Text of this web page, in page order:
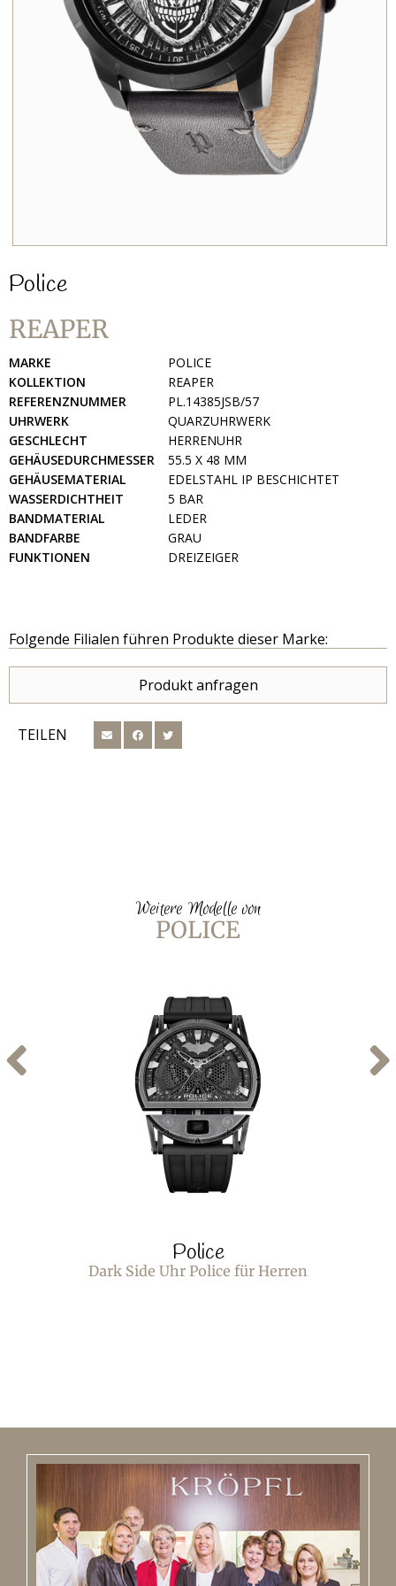
Police
REAPER
MARKE
POLICE
KOLLEKTION
REAPER
REFERENZNUMMER
PL.14385JSB/57
UHRWERK
QUARZUHRWERK
GESCHLECHT
HERRENUHR
GEHÄUSEDURCHMESSER
55.5 X 48 MM
GEHÄUSEMATERIAL
EDELSTAHL IP BESCHICHTET
WASSERDICHTHEIT
5 BAR
BANDMATERIAL
LEDER
BANDFARBE
GRAU
FUNKTIONEN
DREIZEIGER
Folgende Filialen führen Produkte dieser Marke:
Produkt anfragen
TEILEN
Weitere Modelle von
POLICE
Police
Dark Side Uhr Police für Herren